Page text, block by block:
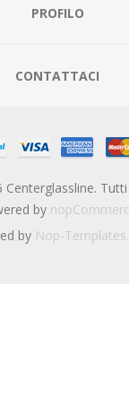
PROFILO
CONTATTACI
by
by Nop-